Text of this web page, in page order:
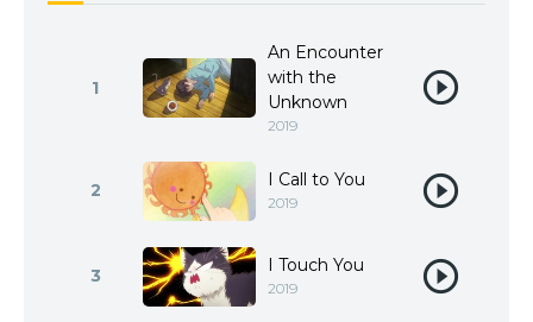
1
An Encounter
with the
Unknown
2019
2 I Call to You
2019
3 I Touch You
2019